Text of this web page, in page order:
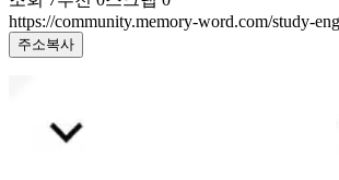
https://community.memory-word.com/study-
주소복사